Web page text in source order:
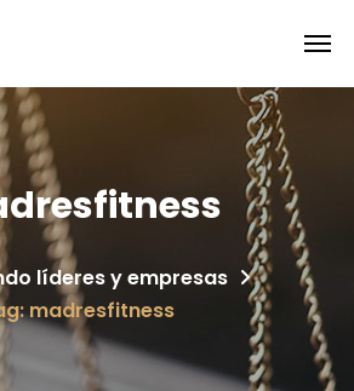
líderes y empresas
madresfitness